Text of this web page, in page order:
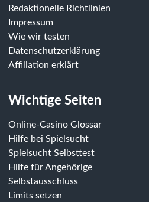
Redaktionelle Richtlinien
Impressum
Wie wir testen
Datenschutzerklärung
Affiliation erklärt
Wichtige Seiten
Online-Casino Glossar
Hilfe bei Spielsucht
Spielsucht Selbsttest
Hilfe für Angehörige
Selbstausschluss
Limits setzen